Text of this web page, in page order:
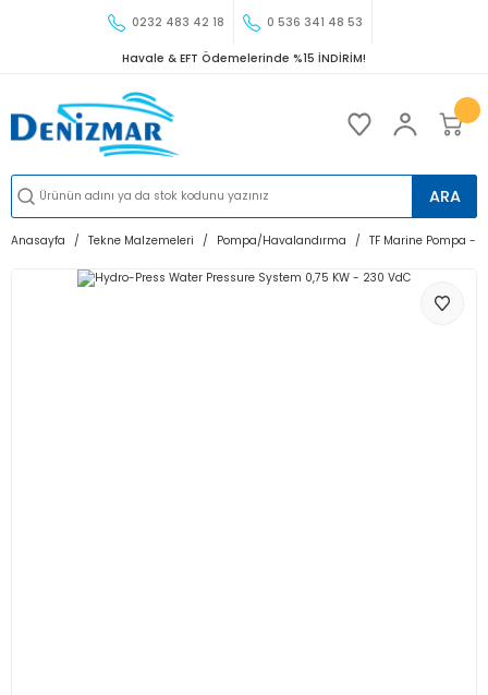
0232 483 42 18 0 536 341 48 53
Havale & EFT Ödemelerinde %15 İNDİRİM!
ARA
Anasayfa Tekne Malzemeleri Pompa/Havalandırma TF Marine Pompa -